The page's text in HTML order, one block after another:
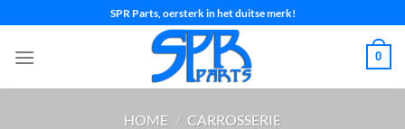
inhoud
SPR Parts, oersterk in het duitse merk!
0
HOME / CARROSSERIE